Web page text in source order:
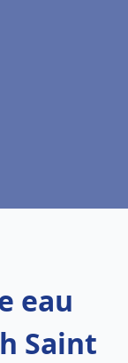
eau
Saint